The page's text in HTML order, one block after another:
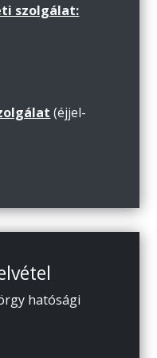
szolgálat:
(éjjel-
hatósági